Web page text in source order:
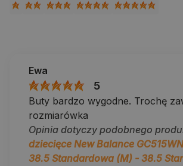
Ewa
5
Buty bardzo wygodne. Trochę
rozmiarówka
Opinia dotyczy podobnego
dziecięce New Balance
38.5 Standardowa (M) - 38.5